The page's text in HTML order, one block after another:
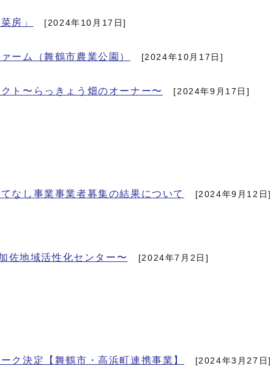
房」 [2024年10月17日]
ーム（舞鶴市農業公園） [2024年10月17日]
ト〜らっきょう畑のオーナー〜 [2024年9月17日]
なし事業事業者募集の結果について [2024年9月12日]
佐地域活性化センター〜 [2024年7月2日]
ク決定【舞鶴市・高浜町連携事業】
[2024年3月27日]